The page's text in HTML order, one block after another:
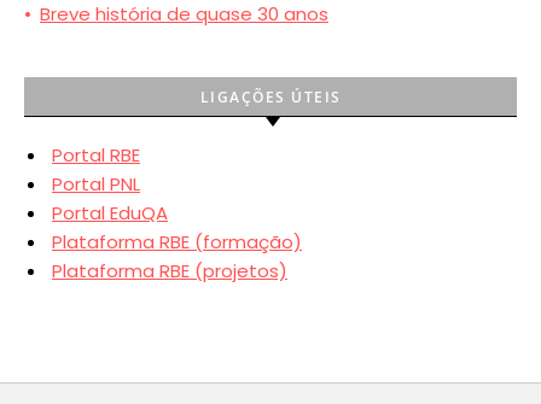
• Breve história de quase 30 anos
LIGAÇÕES ÚTEIS
Portal RBE
Portal PNL
Portal EduQA
Plataforma RBE (formação)
Plataforma RBE (projetos)